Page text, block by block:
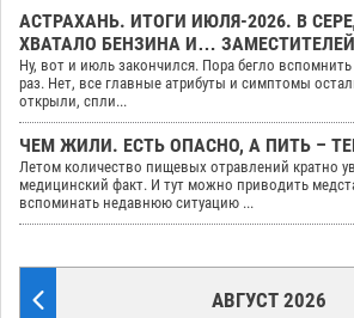
АСТРАХАНЬ. ИТОГИ ИЮЛЯ-2026. В
ХВАТАЛО БЕНЗИНА И…
Ну, вот и июль закончился. Пора бегло
раз. Нет, все главные атрибуты и симптомы
открыли, спли...
ЧЕМ ЖИЛИ. ЕСТЬ ОПАСНО, А ПИТЬ –
Летом количество пищевых отравлений кратно
медицинский факт. И тут можно приводить
вспоминать недавнюю ситуацию ...
АВГУСТ 2026